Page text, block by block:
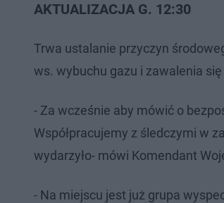
AKTUALIZACJA G. 12:30
Trwa ustalanie przyczyn
ws. wybuchu gazu i zawalenia
- Za wcześnie aby mówić o
Współpracujemy z śledczymi w
wydarzyło- mówi Komendant
- Na miejscu jest już grupa